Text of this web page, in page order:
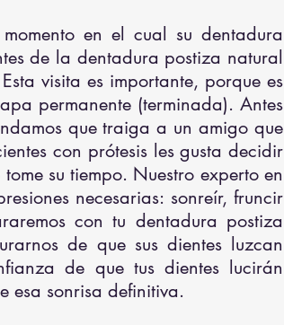
en el cual su dentadura
de la dentadura postiza natural
visita es importante, porque es
permanente (terminada). Antes
que traiga a un amigo que
con prótesis les gusta decidir
su tiempo. Nuestro experto en
necesarias: sonreír, fruncir
con tu dentadura postiza
de que sus dientes luzcan
de que tus dientes lucirán
esa sonrisa definitiva.